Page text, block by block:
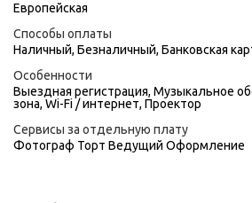
Европейская
Способы оплаты
Наличный, Безналичный, Банковская
Особенности
Выездная регистрация, Музыкальное
зона, Wi-Fi / интернет, Проектор
Сервисы за отдельную плату
Фотограф Торт Ведущий Оформление